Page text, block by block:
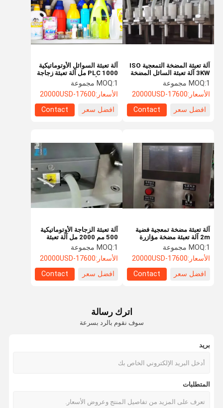
الرئيسية
آلة تعبئة المضخة التمعجية ISO
3KW آلة تعبئة السائل المضخة
التمعجية
MOQ:1 مجموعة
الأسعار:17600-20000USD
افضل سعر
Contact
آلة تعبئة السوائل الأوتوماتيكية
PLC 1000 مل آلة تعبئة زجاجة
المياه الأوتوماتيكية
MOQ:1 مجموعة
الأسعار:17600-20000USD
افضل سعر
Contact
آلة تعبئة مضخة تمعجية فضية
2m آلة تعبئة مضخة مؤازرة
MOQ:1 مجموعة
الأسعار:17600-20000USD
افضل سعر
Contact
آلة تعبئة الزجاجة الأوتوماتيكية
500 مم 2000 مل آلة تعبئة
مضخة المكبس
MOQ:1 مجموعة
الأسعار:17600-20000USD
افضل سعر
Contact
اترك رسالة
سوف نقوم بالرد بسرعة
بريد
المتطلبات